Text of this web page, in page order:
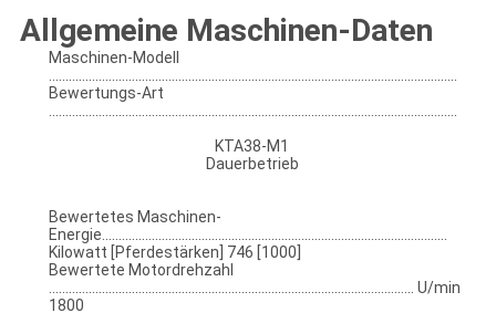
Allgemeine Maschinen-Daten
Maschinen-Modell
...........................................................................................................................
Bewertungs-Art
...........................................................................................................................
KTA38-M1
Dauerbetrieb
Bewertetes Maschinen-
Energie........................................................................................................
Kilowatt [Pferdestärken] 746 [1000]
Bewertete Motordrehzahl
.............................................................................................................. U/min
1800